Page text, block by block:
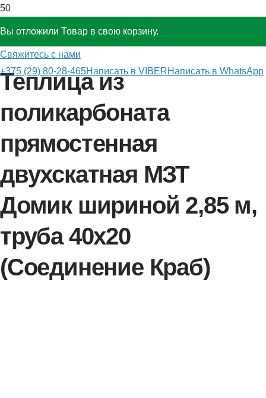
Вы отложили Товар в свою корзину.
Свяжитесь с нами
+375 (29) 80-28-465Написать в VIBERНаписать в WhatsApp
Главная»Теплицы из поликарбоната
Теплица из
поликарбоната
прямостенная
двухскатная МЗТ
Домик шириной 2,85 м,
труба 40х20
(Соединение Краб)